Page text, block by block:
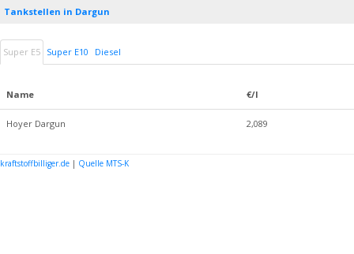
Tankstellen in Dargun
Super E5 Super E10 Diesel
Name €/l
Hoyer Dargun 2,089
kraftstoffbilliger.de | Quelle MTS-K